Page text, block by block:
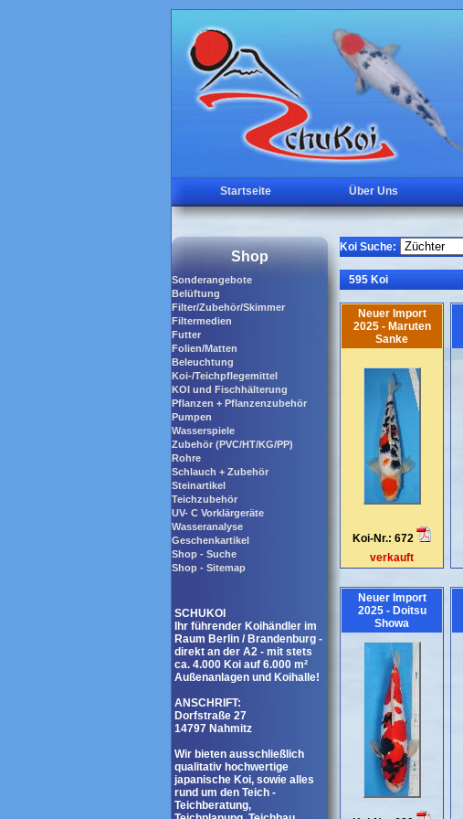
Startseite Über Uns
Shop
Sonderangebote
Belüftung
Filter/Zubehör/Skimmer
Filtermedien
Futter
Folien/Matten
Beleuchtung
Koi-/Teichpflegemittel
KOI und Fischhälterung
Pflanzen + Pflanzenzubehör
Pumpen
Wasserspiele
Zubehör (PVC/HT/KG/PP)
Rohre
Schlauch + Zubehör
Steinartikel
Teichzubehör
UV- C Vorklärgeräte
Wasseranalyse
Geschenkartikel
Shop - Suche
Shop - Sitemap
SCHUKOI
Ihr führender Koihändler im
Raum Berlin / Brandenburg -
direkt an der A2 - mit stets
ca. 4.000 Koi auf 6.000 m²
Außenanlagen und Koihalle!
ANSCHRIFT:
Dorfstraße 27
14797 Nahmitz
Wir bieten ausschließlich
qualitativ hochwertige
japanische Koi, sowie alles
rund um den Teich -
Teichberatung,
Koi Suche:
595 Koi
Neuer Import
2025 - Maruten
Sanke
Koi-Nr.: 672
verkauft
Neuer Import
2025 - Doitsu
Showa